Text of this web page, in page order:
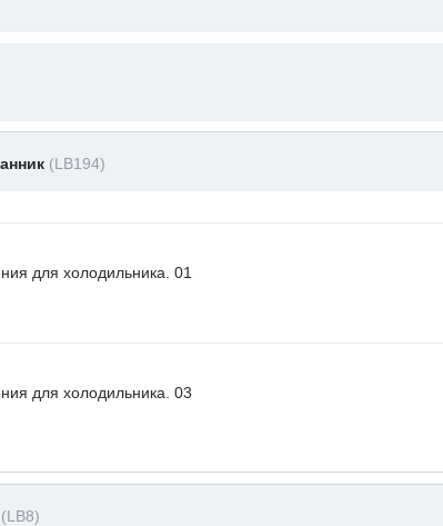
(LB194)
для холодильника. 01
для холодильника. 03
(LB8)